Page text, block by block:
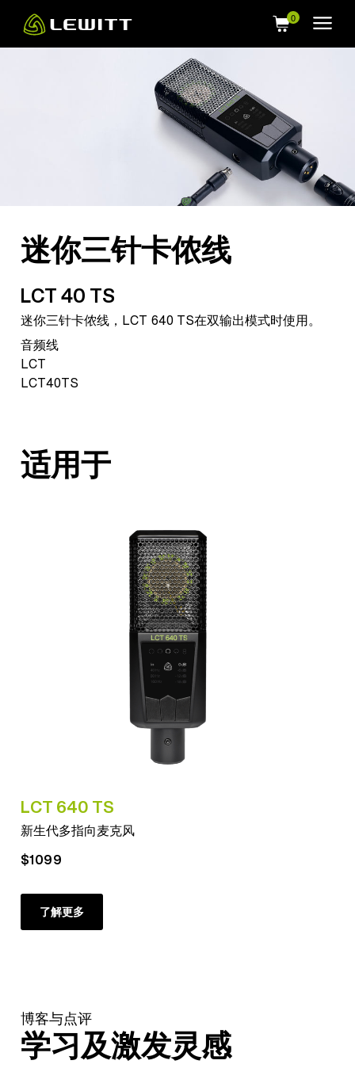
main
迷你三针卡侬线
LCT 40 TS
迷你三针卡侬线，LCT 640 TS在双输出模式时使用。
音频线
LCT
LCT40TS
适用于
LCT 640 TS
新生代多指向麦克风
$1099
了解更多
博客与点评
学习及激发灵感